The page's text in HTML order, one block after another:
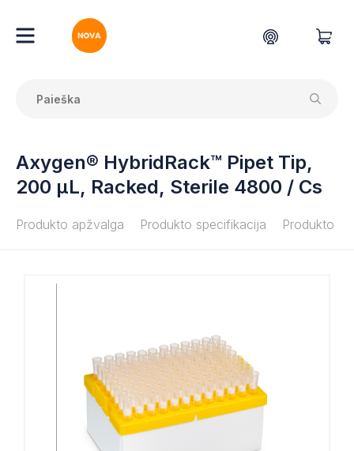
Axygen® HybridRack™ Pipet Tip,
200 µL, Racked, Sterile 4800 / Cs
Produkto apžvalga Produkto specifikacija Produkto